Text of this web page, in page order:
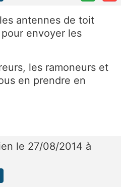
antennes de toit
envoyer les
les ramoneurs et
en prendre en
le 27/08/2014 à